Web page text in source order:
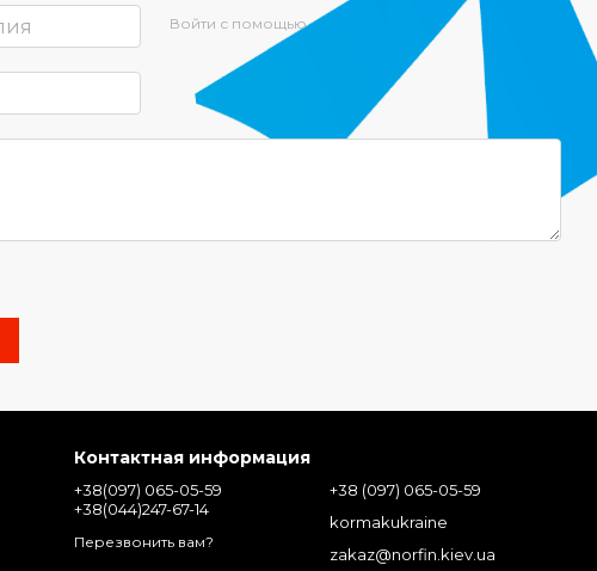
Войти с помощью
Контактная информация
+38(097) 065-05-59
+38(044)247-67-14
Перезвонить вам?
+38 (097) 065-05-59
kormakukraine
zakaz@norfin.kiev.ua